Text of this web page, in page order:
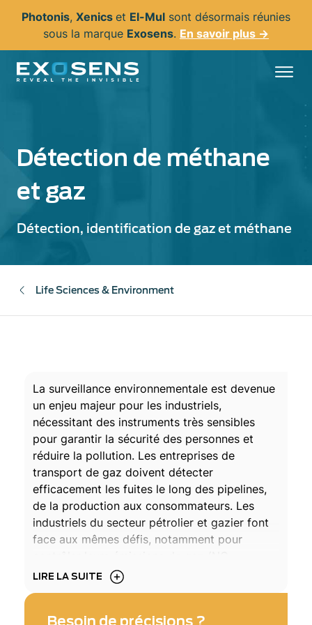
principal
Photonis, Xenics et El-Mul sont désormais réunies
sous la marque Exosens. En savoir plus →
Détection de méthane
et gaz
Détection, identification de gaz et méthane
Life Sciences & Environment
La surveillance environnementale est devenue
un enjeu majeur pour les industriels,
nécessitant des instruments très sensibles
pour garantir la sécurité des personnes et
réduire la pollution. Les entreprises de
transport de gaz doivent détecter
efficacement les fuites le long des pipelines,
de la production aux consommateurs. Les
industriels du secteur pétrolier et gazier font
face aux mêmes défis, notamment pour
méthane, ammoniac, oxygène, NO, SO
SF , etc.).
LIRE LA SUITE